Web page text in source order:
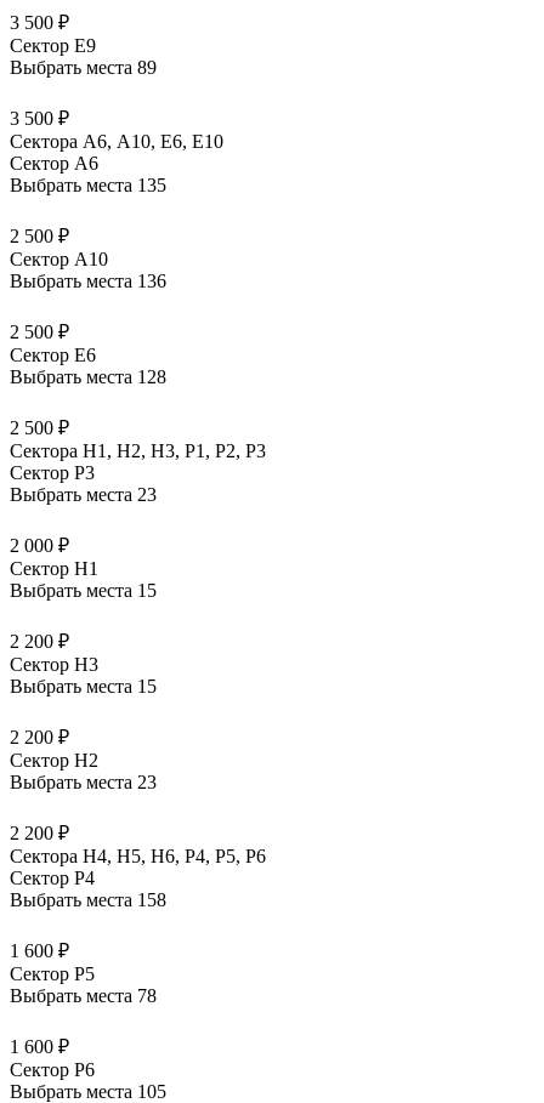
3 500 ₽
Сектор E9
Выбрать места 89
3 500 ₽
Сектора А6, А10, Е6, Е10
Сектор A6
Выбрать места 135
2 500 ₽
Сектор A10
Выбрать места 136
2 500 ₽
Сектор E6
Выбрать места 128
2 500 ₽
Сектора Н1, Н2, Н3, Р1, Р2, Р3
Сектор P3
Выбрать места 23
2 000 ₽
Сектор H1
Выбрать места 15
2 200 ₽
Сектор H3
Выбрать места 15
2 200 ₽
Сектор H2
Выбрать места 23
2 200 ₽
Сектора Н4, Н5, Н6, Р4, Р5, Р6
Сектор P4
Выбрать места 158
1 600 ₽
Сектор P5
Выбрать места 78
1 600 ₽
Сектор P6
Выбрать места 105